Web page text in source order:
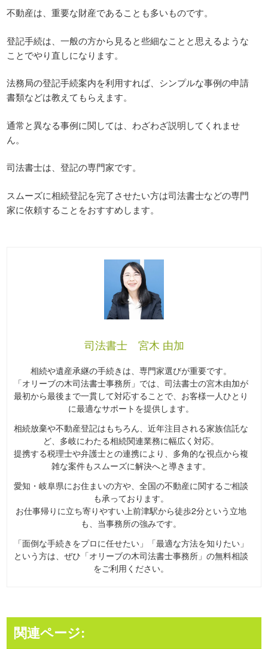
不動産は、重要な財産であることも多いものです。
登記手続は、一般の方から見ると些細なことと思えるような
ことでやり直しになります。
法務局の登記手続案内を利用すれば、シンプルな事例の申請
書類などは教えてもらえます。
通常と異なる事例に関しては、わざわざ説明してくれませ
ん。
司法書士は、登記の専門家です。
スムーズに相続登記を完了させたい方は司法書士などの専門
家に依頼することをおすすめします。
司法書士 宮木 由加
相続や遺産承継の手続きは、専門家選びが重要です。
「オリーブの木司法書士事務所」では、司法書士の宮木由加が
最初から最後まで一貫して対応することで、お客様一人ひとり
に最適なサポートを提供します。
相続放棄や不動産登記はもちろん、近年注目される家族信託な
ど、多岐にわたる相続関連業務に幅広く対応。
提携する税理士や弁護士との連携により、多角的な視点から複
雑な案件もスムーズに解決へと導きます。
愛知・岐阜県にお住まいの方や、全国の不動産に関するご相談
も承っております。
お仕事帰りに立ち寄りやすい上前津駅から徒歩2分という立地
も、当事務所の強みです。
「面倒な手続きをプロに任せたい」「最適な方法を知りたい」
という方は、ぜひ「オリーブの木司法書士事務所」の無料相談
をご利用ください。
関連ページ: